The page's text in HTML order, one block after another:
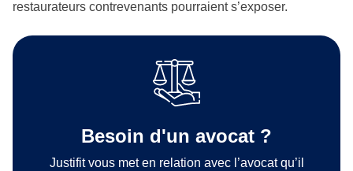
restaurateurs contrevenants pourraient s’exposer.
Besoin d'un avocat ?
Justifit vous met en relation avec l’avocat qu’il